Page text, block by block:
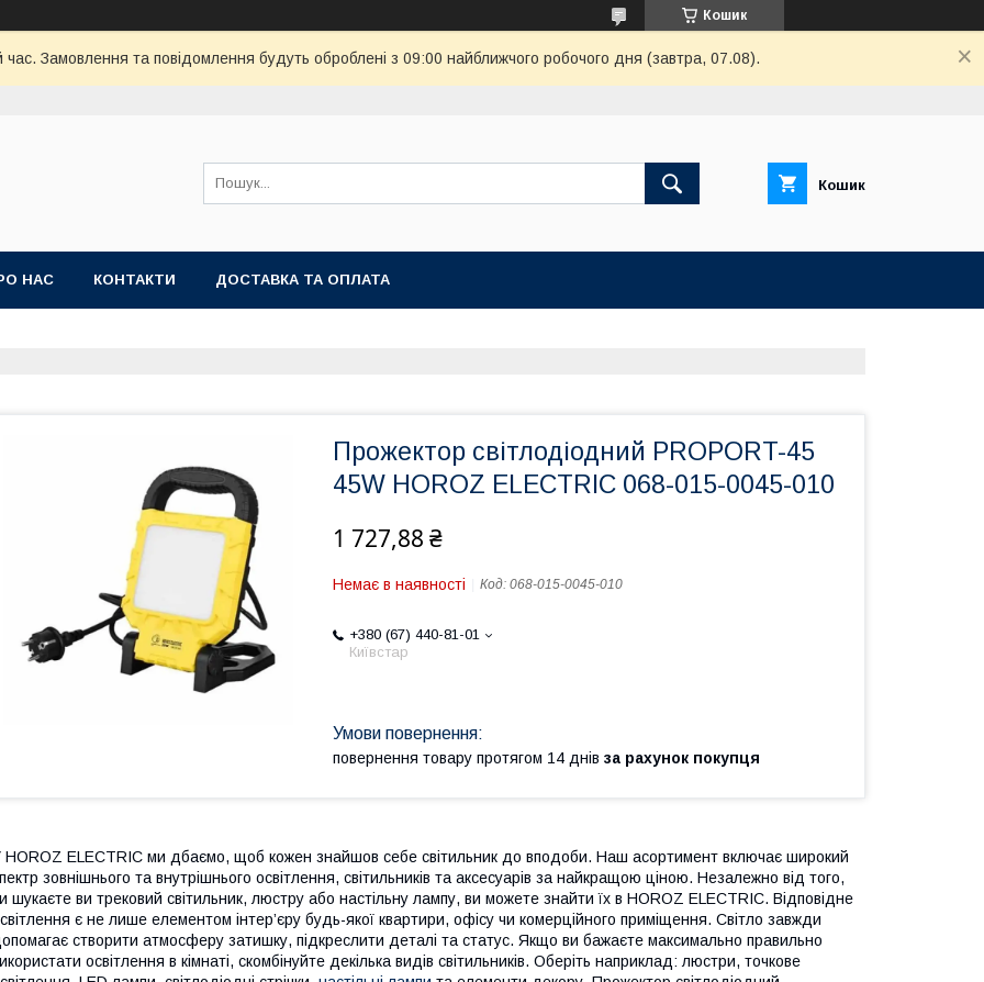
Кошик
час. Замовлення та повідомлення будуть оброблені з 09:00 найближчого робочого дня (завтра, 07.08).
Кошик
НАС КОНТАКТИ ДОСТАВКА ТА ОПЛАТА
Прожектор світлодіодний PROPORT-45
45W HOROZ ELECTRIC 068-015-0045-010
1 727,88 ₴
Немає в наявності Код: 068-015-0045-010
+380 (67) 440-81-01
Київстар
повернення товару протягом 14 днів за рахунок покупця
HOROZ ELECTRIC ми дбаємо, щоб кожен знайшов себе світильник до вподоби. Наш асортимент включає широкий
зовнішнього та внутрішнього освітлення, світильників та аксесуарів за найкращою ціною. Незалежно від того,
шукаєте ви трековий світильник, люстру або настільну лампу, ви можете знайти їх в HOROZ ELECTRIC. Відповідне
є не лише елементом інтер’єру будь-якої квартири, офісу чи комерційного приміщення. Світло завжди
створити атмосферу затишку, підкреслити деталі та статус. Якщо ви бажаєте максимально правильно
освітлення в кімнаті, скомбінуйте декілька видів світильників. Оберіть наприклад: люстри, точкове